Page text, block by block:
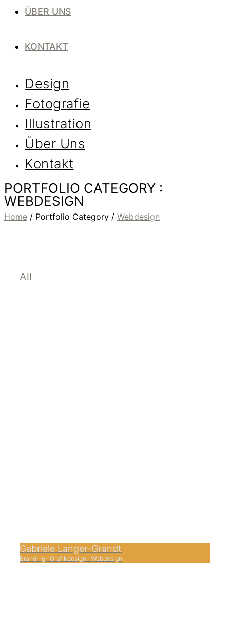
ÜBER UNS
KONTAKT
Design
Fotografie
Illustration
Über Uns
Kontakt
PORTFOLIO CATEGORY :
WEBDESIGN
Home / Portfolio Category / Webdesign
All
Gabriele Langer-Grandt
Branding · Grafikdesign · Webdesign